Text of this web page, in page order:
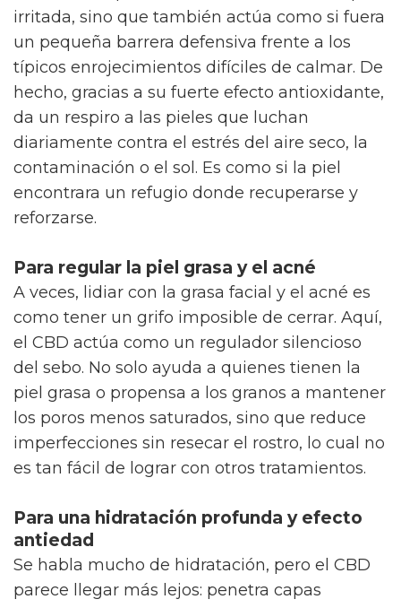
de las flores de cáñamo ha conquistado a
quienes buscan cuidar la piel. A diferencia de
otros ingredientes, aquí no todo es cuestión
de hidratar, sino de equilibrar y restaurar.
Curiosamente, aunque muchas veces se dice
que los productos naturales son lentos, el CBD
logra calmar problemas como el
enrojecimiento o la piel alterada rápidamente,
algo que otros ingredientes no siempre
la vida moderna, como los radicales libres y
los cambios bruscos de temperatura, esos que
parecen ensañarse especialmente en quienes
vivimos en ciudad.
Para combatir la inflamación y el
enrojecimiento
Lo cierto es que el CBD no solo suaviza la piel
irritada, sino que también actúa como si fuera
típicos enrojecimientos difíciles de calmar. De
hecho, gracias a su fuerte efecto antioxidante,
da un respiro a las pieles que luchan
diariamente contra el estrés del aire seco, la